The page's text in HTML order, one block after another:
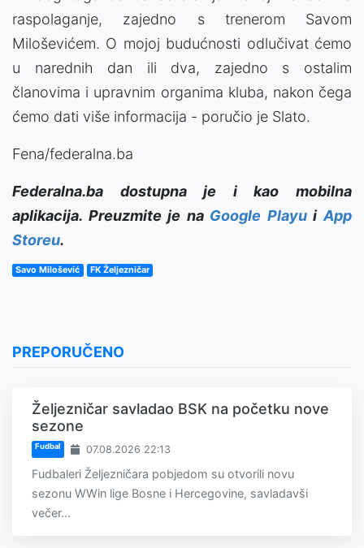
raspolaganje, zajedno s trenerom Savom
Miloševićem. O mojoj budućnosti odlučivat ćemo
u narednih dan ili dva, zajedno s ostalim
članovima i upravnim organima kluba, nakon čega
ćemo dati više informacija - poručio je Slato.
Fena/federalna.ba
Federalna.ba dostupna je i kao mobilna
aplikacija. Preuzmite je na Google PlayuiApp
Storeu.
Savo Milošević FK Željezničar
PREPORUČENO
Željezničar savladao BSK na početku nove
sezone
Fudbal 07.08.2026 22:13
Fudbaleri Željezničara pobjedom su otvorili novu
sezonu WWin lige Bosne i Hercegovine, savladavši
večer...